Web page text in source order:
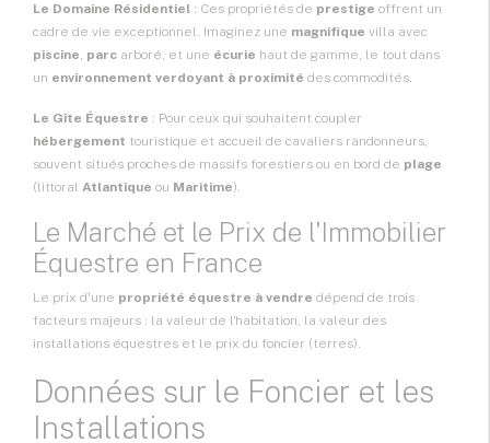
Le Domaine Résidentiel : Ces propriétés de prestige offrent un
cadre de vie exceptionnel. Imaginez une magnifique villa avec
piscine, parc arboré, et une écurie haut de gamme, le tout dans
un environnement verdoyant à proximité des commodités.
Le Gîte Équestre : Pour ceux qui souhaitent coupler
hébergement touristique et accueil de cavaliers randonneurs,
souvent situés proches de massifs forestiers ou en bord de plage
(littoral Atlantique ou Maritime).
Le Marché et le Prix de l'Immobilier
Équestre en France
Le prix d'une propriété équestre à vendre dépend de trois
facteurs majeurs : la valeur de l'habitation, la valeur des
installations équestres et le prix du foncier (terres).
Données sur le Foncier et les
Installations